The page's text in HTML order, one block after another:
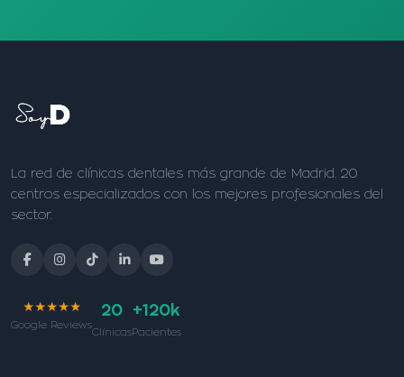
La red de clínicas dentales más grande de Madrid. 20
centros especializados con los mejores profesionales del
sector.
★★★★★
Google Reviews
20
Clínicas
+120k
Pacientes